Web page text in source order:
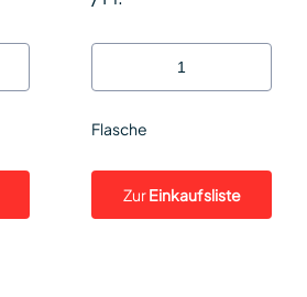
Flasche
ZurEinkaufsliste